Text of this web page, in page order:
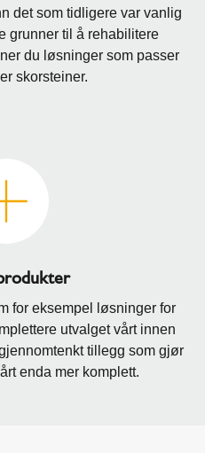
det som tidligere var vanlig
grunner til å rehabilitere
du løsninger som passer
skorsteiner.
for eksempel løsninger for
utvalget vårt innen
tillegg som gjør
enda mer komplett.